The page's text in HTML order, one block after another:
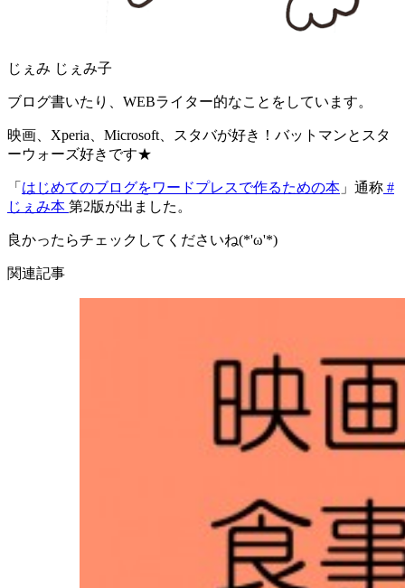
じぇみ じぇみ子
ブログ書いたり、WEBライター的なことをしています。
映画、Xperia、Microsoft、スタバが好き！バットマンとスタ
ーウォーズ好きです★
「 はじめてのブログをワードプレスで作るための本 」通称 #
じぇみ本 第2版が出ました。
良かったらチェックしてくださいね(*'ω'*)
関連記事